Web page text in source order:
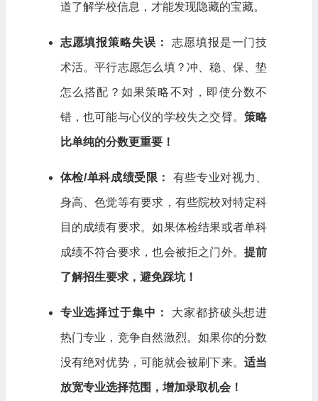
道了解学校信息，才能发现隐藏的宝藏。
志愿填报策略失误： 志愿填报是一门技
术活。平行志愿怎么填？冲、稳、保、垫
怎么搭配？如果策略不对，即使分数不
错，也可能与心仪的学校失之交臂。策略
比单纯的分数更重要！
体检/单科成绩受限： 有些专业对视力、
身高、色觉等有要求，有些院校对特定科
目的成绩有要求。如果体检结果或者单科
成绩不符合要求，也会被拒之门外。提前
了解招生要求，避免踩坑！
专业选择过于集中： 大家都挤破头想进
热门专业，竞争自然激烈。如果你的分数
没有绝对优势，可能就会被刷下来。适当
放宽专业选择范围，增加录取机会！